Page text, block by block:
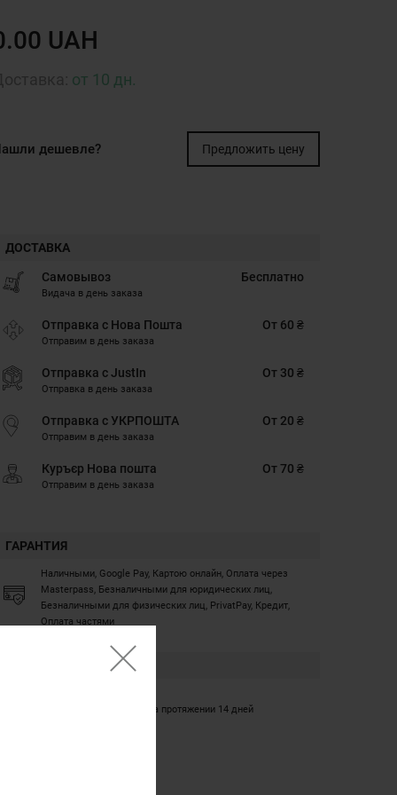
UAH
от 10 дн.
дешевле? Предложить цену
ДОСТАВКА
Самовывоз
Видача в день заказа
Бесплатно
Отправка с Нова Пошта
Отправим в день заказа
От 60 ₴
Отправка с JustIn
Отправка в день заказа
От 30 ₴
Отправка с УКРПОШТА
Отправим в день заказа
От 20 ₴
Куръєр Нова пошта
Отправим в день заказа
От 70 ₴
ГАРАНТИЯ
Наличными, Google Pay, Картою онлайн, Оплата через
Masterpass, Безналичными для юридических лиц,
Безналичными для физических лиц, PrivatPay, Кредит,
Оплата частями
Обмен/возврат товара на протяжении 14 дней